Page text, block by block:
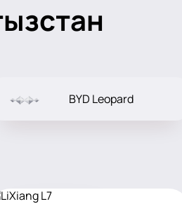
BYD Leopard